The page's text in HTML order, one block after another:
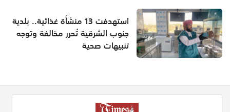
استهدفت 13 منشأة غذائية.. بلدية
جنوب الشرقية تُحرر مخالفة وتوجه
تنبيهات صحية